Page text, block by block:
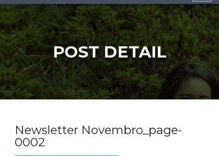
POST DETAIL
Newsletter Novembro_page-
0002